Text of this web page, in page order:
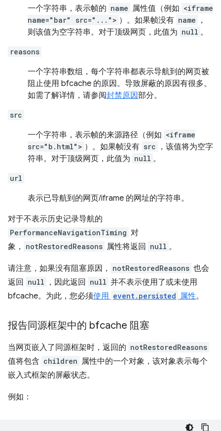
一个字符串，表示帧的 name 属性值（例如 <iframe
name="bar" src="..."> ）。如果帧没有 name
，
则该值为空字符串。对于顶级网页，此值为 null 。
reasons
一个字符串数组，每个字符串都表示导航到的网页被
阻止使用 bfcache 的原因。导致屏蔽的原因有很多。
如需了解详情，请参阅封禁原因部分。
src
一个字符串，表示帧的来源路径（例如 <iframe
src="b.html"> ）。如果帧没有 src
，该值将为空字
符串。对于顶级网页，此值为 null 。
url
表示已导航到的网页/iframe 的网址的字符串。
对于不表示历史记录导航的
PerformanceNavigationTiming 对
象，
notRestoredReasons 属性将返回 null 。
请注意，如果没有阻塞原因， notRestoredReasons 也会
返回
null ，因此返回 null 并不表示使用了或未使用
bfcache。为此，您必须使用 event.persisted 属性。
报告同源框架中的 bfcache 阻塞
当网页嵌入了同源框架时，返回的 notRestoredReasons
值将包含 children 属性中的一个对象，该对象表示每个
嵌入式框架的屏蔽状态。
例如：